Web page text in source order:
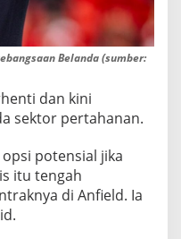
Belanda (sumber:
dan kini
sektor pertahanan.
potensial jika
itu tengah
di Anfield. Ia